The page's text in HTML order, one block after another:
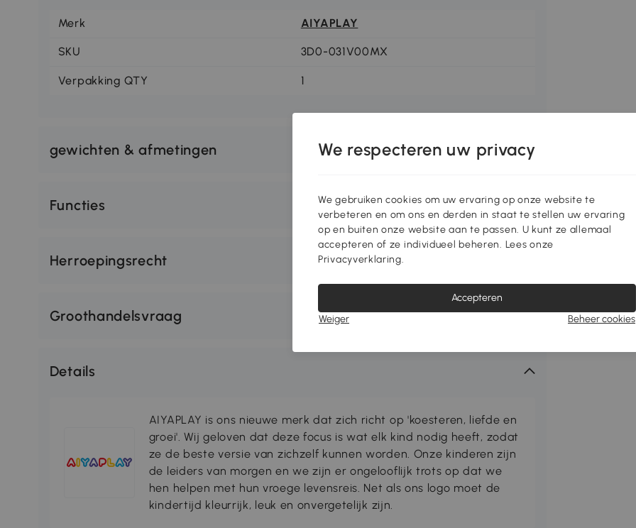
Merk AIYAPLAY
SKU 3D0-031V00MX
Verpakking QTY 1
gewichten & afmetingen
Functies
Herroepingsrecht
Groothandelsvraag
Details
AIYAPLAY is ons nieuwe merk dat zich richt op 'koesteren, liefde en
groei'. Wij geloven dat deze focus is wat elk kind nodig heeft, zodat
ze de beste versie van zichzelf kunnen worden. Onze kinderen zijn
de leiders van morgen en we zijn er ongelooflijk trots op dat we
hen helpen met hun vroege levensreis. Net als ons logo moet de
kindertijd kleurrijk, leuk en onvergetelijk zijn.
We respecteren uw privacy
We gebruiken cookies om uw ervaring op onze website te
verbeteren en om ons en derden in staat te stellen uw ervaring
op en buiten onze website aan te passen. U kunt ze allemaal
accepteren of ze individueel beheren. Lees onze
Privacyverklaring.
Accepteren
Weiger
Beheer cookies